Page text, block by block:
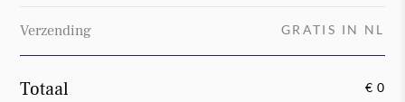
Verzending GRATIS IN NL
Totaal € 0